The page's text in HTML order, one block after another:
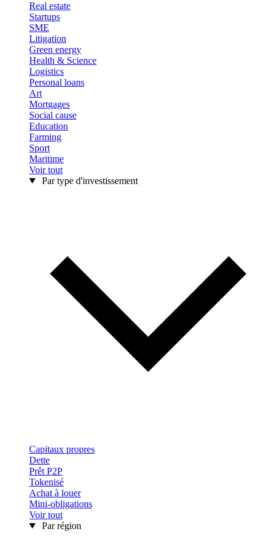
Real estate
Startups
SME
Litigation
Green energy
Health & Science
Logistics
Personal loans
Art
Mortgages
Social cause
Education
Farming
Sport
Maritime
Voir tout
Par type d'investissement
Capitaux propres
Dette
Prêt P2P
Tokenisé
Achat à louer
Mini-obligations
Voir tout
Par région